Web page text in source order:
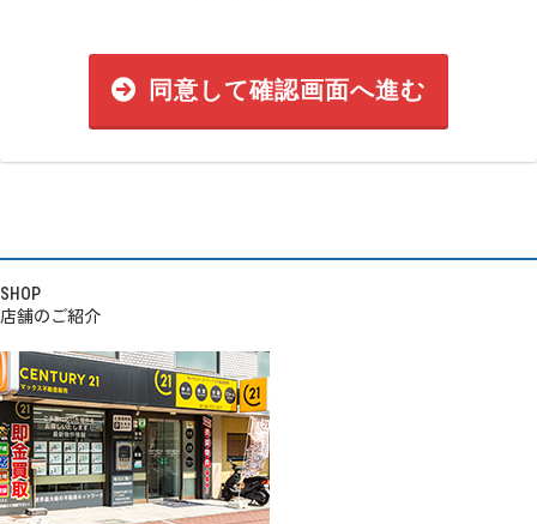
同意して確認画面へ進む
SHOP
店舗のご紹介